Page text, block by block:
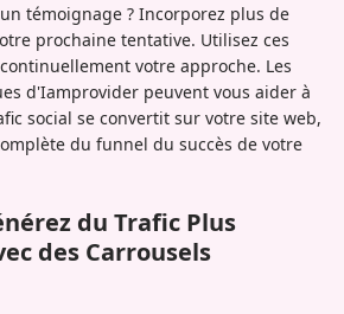
témoignage ? Incorporez plus de
prochaine tentative. Utilisez ces
votre approche. Les
d'Iamprovider peuvent vous aider à
social se convertit sur votre site web,
du funnel du succès de votre
du Trafic Plus
des Carrousels